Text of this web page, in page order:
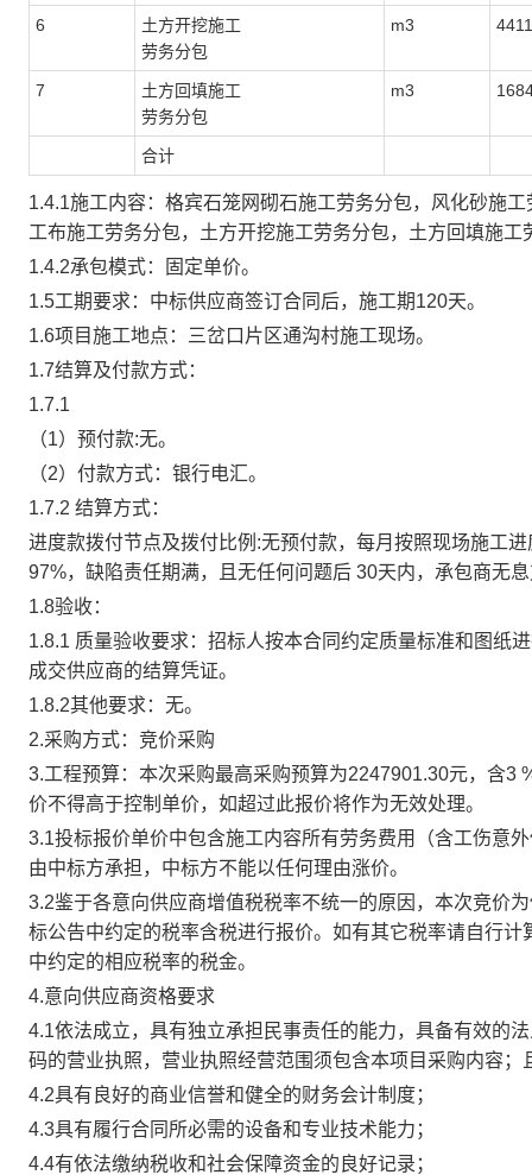
6
土方开挖施工
劳务分包
m3
7
土方回填施工
劳务分包
m3
合计
1.4.1施工内容：格宾石笼网砌石施工劳务分包，风化砂施
工布施工劳务分包，土方开挖施工劳务分包，土方回填施工
1.4.2承包模式：固定单价。
1.5工期要求 ：中标供应商签订合同后，施工期120天。
1.6项目施工地点：三岔口片区通沟村施工现场。
1.7结算及付款方式：
1.7.1
（1）预付款:无。
（2）付款方式： 银行电汇。
1.7.2 结算方式：
进度款拨付节点及拨付比例 :无预付款，每月按照现场施工
97%，缺陷责任期满，且无任何问题后 30天内，承包商无
1.8验收：
1.8.1 质量验收要求：招标人按本合同约定质量标准和图纸
成交供应商的结算凭证。
1.8.2其他要求：无。
2.采购方式： 竞价采购
3.工程预算： 本次采购最高采购预算为2247901.30元，含3
价不得高于控制单价，如超过此报价将作为无效处理。
3.1投标报价单价中包含施工内容所有劳务费用（含工伤意
由中标方承担，中标方不能以任何理由涨价。
3.2鉴于各意向供应商增值税税率不统一的原因，本次竞价
标公告中约定的税率含税进行报价。如有其它税率请自行
中约定的相应税率的税金。
4.意向供应商资格要求
4.1依法成立，具有独立承担民事责任的能力，具备有效的
码的营业执照，营业执照经营范围须包含本项目采购内容；
4.2具有良好的商业信誉和健全的财务会计制度；
4.3具有履行合同所必需的设备和专业技术能力；
4.4有依法缴纳税收和社会保障资金的良好记录；